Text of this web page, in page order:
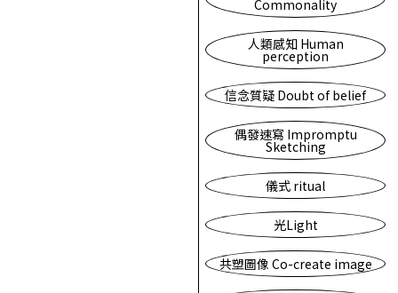
Commonality
人類感知 Human
perception
信念質疑 Doubt of belief
偶發速寫 Impromptu
Sketching
儀式 ritual
光Light
共塑圖像 Co-create image